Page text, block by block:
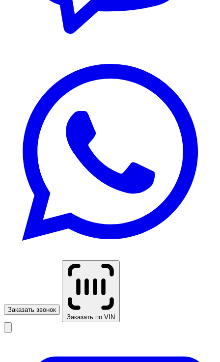
Заказать звонок
Заказать по VIN